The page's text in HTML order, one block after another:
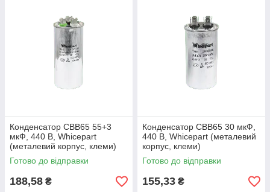
Конденсатор CBB65 55+3
мкФ, 440 В, Whicepart
(металевий корпус, клеми)
Готово до відправки
188,58 ₴
Конденсатор CBB65 30 мкФ,
440 В, Whicepart (металевий
корпус, клеми)
Готово до відправки
155,33 ₴